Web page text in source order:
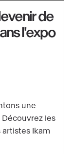
de
l'expo
une
Découvrez les
Ikam